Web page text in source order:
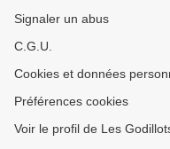
Signaler un abus
C.G.U.
Cookies et données
Préférences cookies
Voir le profil de Les